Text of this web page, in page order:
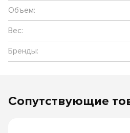
Объем:
Вес:
Бренды:
Сопутствующие